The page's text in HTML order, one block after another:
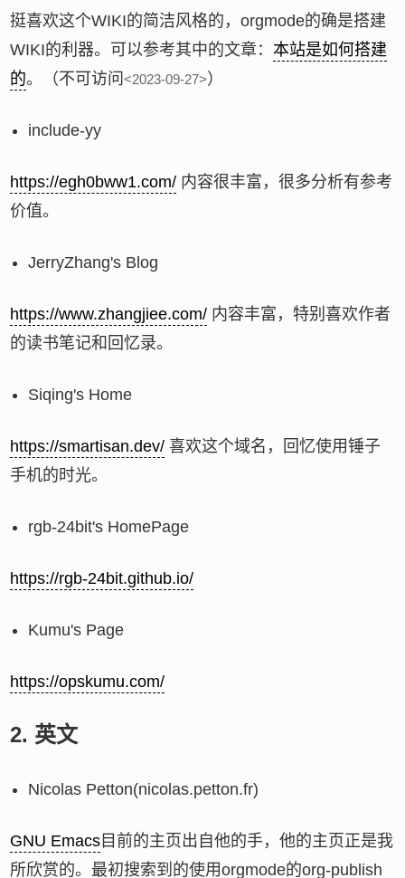
挺喜欢这个WIKI的简洁风格的，orgmode的确是搭建
WIKI的利器。可以参考其中的文章：本站是如何搭建
的。（不可访问<2023-09-27>）
include-yy
https://egh0bww1.com/ 内容很丰富，很多分析有参考
价值。
JerryZhang's Blog
https://www.zhangjiee.com/ 内容丰富，特别喜欢作者
的读书笔记和回忆录。
Siqing's Home
https://smartisan.dev/ 喜欢这个域名，回忆使用锤子
手机的时光。
rgb-24bit's HomePage
https://rgb-24bit.github.io/
Kumu's Page
https://opskumu.com/
2. 英文
Nicolas Petton(nicolas.petton.fr)
GNU Emacs 目前的主页出自他的手，他的主页正是我
所欣赏的。最初搜索到的使用orgmode的org-publish